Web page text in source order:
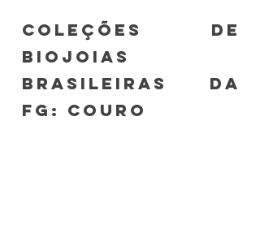
Coleções de
biojoias
brasileiras da
FG: CouRO